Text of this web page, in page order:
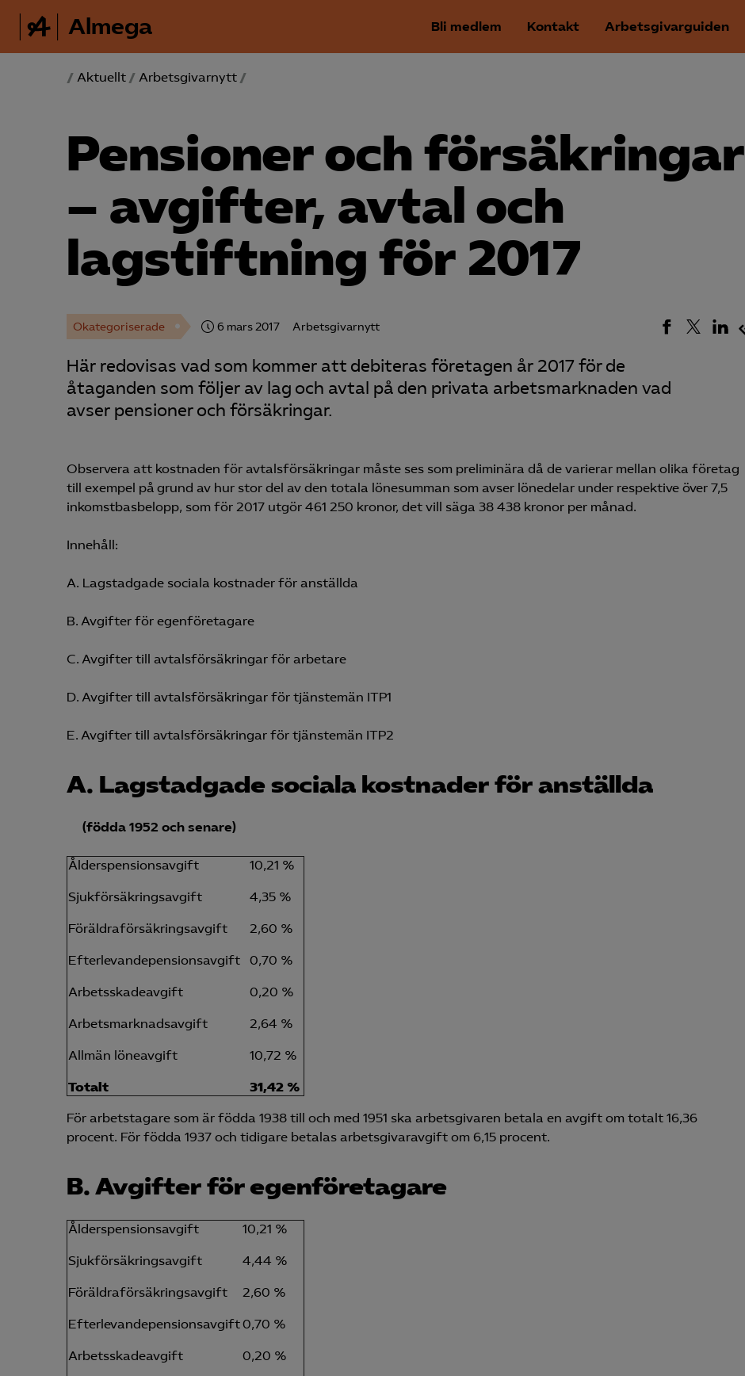
Almega Bli medlem Kontakt Arbetsgivarguiden
/ Aktuellt / Arbetsgivarnytt /
Pensioner och försäkringar
– avgifter, avtal och
lagstiftning för 2017
Okategoriserade 6 mars 2017 Arbetsgivarnytt
Här redovisas vad som kommer att debiteras företagen år 2017 för de
åtaganden som följer av lag och avtal på den privata arbetsmarknaden vad
avser pensioner och försäkringar.
Observera att kostnaden för avtalsförsäkringar måste ses som preliminära då de varierar mellan olika företag
till exempel på grund av hur stor del av den totala lönesumman som avser lönedelar under respektive över 7,5
inkomstbasbelopp, som för 2017 utgör 461 250 kronor, det vill säga 38 438 kronor per månad.
Innehåll:
A. Lagstadgade sociala kostnader för anställda
B. Avgifter för egenföretagare
C. Avgifter till avtalsförsäkringar för arbetare
D. Avgifter till avtalsförsäkringar för tjänstemän ITP1
E. Avgifter till avtalsförsäkringar för tjänstemän ITP2
A. Lagstadgade sociala kostnader för anställda
(födda 1952 och senare)
Ålderspensionsavgift 10,21 %
Sjukförsäkringsavgift 4,35 %
Föräldraförsäkringsavgift 2,60 %
Efterlevandepensionsavgift 0,70 %
Arbetsskadeavgift 0,20 %
Arbetsmarknadsavgift 2,64 %
Allmän löneavgift 10,72 %
Totalt 31,42 %
För arbetstagare som är födda 1938 till och med 1951 ska arbetsgivaren betala en avgift om totalt 16,36
procent. För födda 1937 och tidigare betalas arbetsgivaravgift om 6,15 procent.
B. Avgifter för egenföretagare
Ålderspensionsavgift 10,21 %
Sjukförsäkringsavgift 4,44 %
Föräldraförsäkringsavgift 2,60 %
Efterlevandepensionsavgift0,70 %
Arbetsskadeavgift 0,20 %